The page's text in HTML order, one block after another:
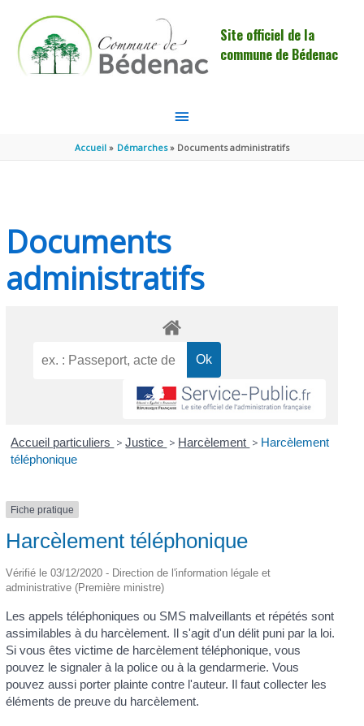
Site officiel de la
commune de Bédenac
MENU
PRINCIPAL
Accueil Démarches Documents administratifs
Documents
administratifs
Accueil particuliers > Justice > Harcèlement > Harcèlement
téléphonique
Fiche pratique
Harcèlement téléphonique
Vérifié le 03/12/2020 - Direction de l'information légale et
administrative (Première ministre)
Les appels téléphoniques ou SMS malveillants et répétés sont
assimilables à du harcèlement. Il s'agit d'un délit puni par la loi.
Si vous êtes victime de harcèlement téléphonique, vous
pouvez le signaler à la police ou à la gendarmerie. Vous
pouvez aussi porter plainte contre l'auteur. Il faut collecter les
éléments de preuve du harcèlement.